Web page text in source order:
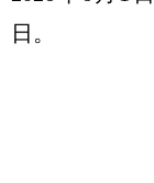
日。